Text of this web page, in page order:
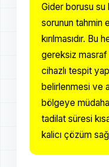
Gider borusu su
sorunun tahmin
kırılmasıdır. Bu
gereksiz masraf
cihazlı tespit
belirlenmesi ve
bölgeye
tadilat süresi
kalicı çözüm